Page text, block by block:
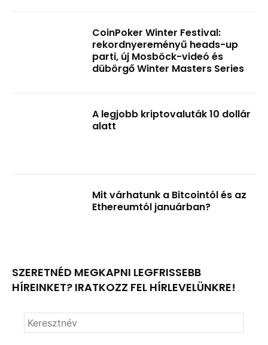
CoinPoker Winter Festival:
rekordnyereményű heads-up
parti, új Mosböck-videó és
dübörgő Winter Masters Series
A legjobb kriptovaluták 10 dollár
alatt
Mit várhatunk a Bitcointól és az
Ethereumtól januárban?
SZERETNÉD MEGKAPNI LEGFRISSEBB
HÍREINKET? IRATKOZZ FEL HÍRLEVELÜNKRE!